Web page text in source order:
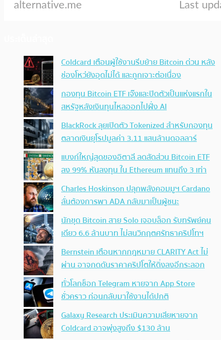
Coldcard เตือนผู้ใช้งานรีบย้าย Bitcoin ด่วน หลัง
ช่องโหว่ยังอุดไม่ได้ และถูกเจาะต่อเนื่อง
กองทุน Bitcoin ETF เจ๊งและปิดตัวเป็นแห่งแรกใน
สหรัฐหลังเงินทุนไหลออกไปฝั่ง AI
BlackRock ลุยเปิดตัว Tokenized สำหรับกองทุน
ตลาดเงินยุโรปมูลค่า 3.11 แสนล้านดอลลาร์
แบงก์ใหญ่สุดของอิตาลี ลดสัดส่วน Bitcoin ETF
ลง 99% หันลงทุน ใน Ethereum แทนถึง 3 เท่า
Charles Hoskinson ปลุกพลังคอมมูฯ Cardano
ลั่นต้องการพา ADA กลับมาเป็นผู้ชนะ
นักขุด Bitcoin สาย Solo เจอบล็อก รับทรัพย์คน
เดียว 6.6 ล้านบาท ไม่สนวิกฤตศรัทธาคริปโทฯ
Bernstein เตือนหากกฎหมาย CLARITY Act ไม่
ผ่าน อาจกดดันราคาคริปโตให้ดิ่งลงอีกระลอก
ทั่วโลกช็อก Telegram หายจาก App Store
ชั่วคราว ก่อนกลับมาใช้งานได้ปกติ
Galaxy Research ประเมินความเสียหายจาก
Coldcard อาจพุ่งสูงถึง $130 ล้าน